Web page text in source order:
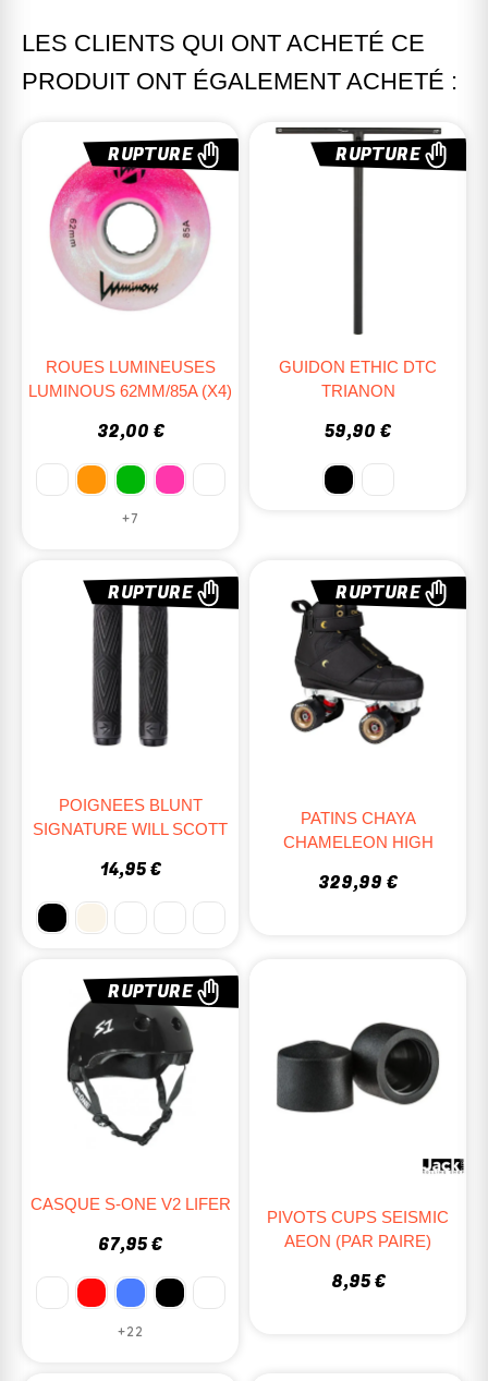
LES CLIENTS QUI ONT ACHETÉ CE
PRODUIT ONT ÉGALEMENT ACHETÉ :
RUPTURE
ROUES LUMINEUSES
LUMINOUS 62MM/85A (x4)
32,00 €
+7
RUPTURE
GUIDON ETHIC DTC
TRIANON
59,90 €
RUPTURE
POIGNEES BLUNT
SIGNATURE WILL SCOTT
14,95 €
RUPTURE
PATINS CHAYA
CHAMELEON HIGH
329,99 €
RUPTURE
CASQUE S-ONE V2 LIFER
67,95 €
+22
PIVOTS CUPS SEISMIC
AEON (PAR PAIRE)
8,95 €